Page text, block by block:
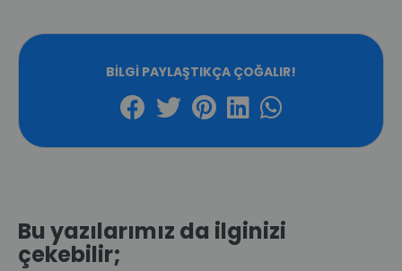
BILGI PAYLAŞTIKÇA ÇOĞALIR!
Bu yazılarımız da ilginizi
çekebilir;